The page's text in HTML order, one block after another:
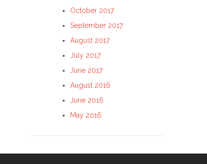
October 2017
September 2017
August 2017
July 2017
June 2017
August 2016
June 2016
May 2016